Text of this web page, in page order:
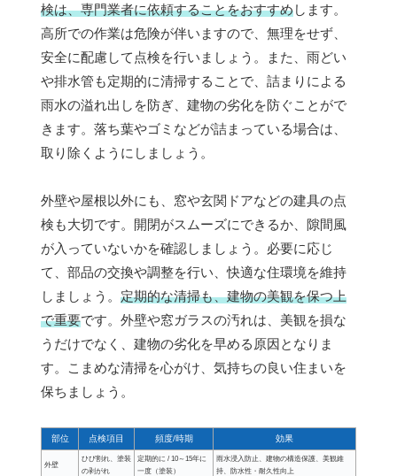
検は、専門業者に依頼することをおすすめします。
高所での作業は危険が伴いますので、無理をせず、
安全に配慮して点検を行いましょう。また、雨どい
や排水管も定期的に清掃することで、詰まりによる
雨水の溢れ出しを防ぎ、建物の劣化を防ぐことがで
きます。落ち葉やゴミなどが詰まっている場合は、
取り除くようにしましょう。
外壁や屋根以外にも、窓や玄関ドアなどの建具の点
検も大切です。開閉がスムーズにできるか、隙間風
が入っていないかを確認しましょう。必要に応じ
て、部品の交換や調整を行い、快適な住環境を維持
しましょう。 定期的な清掃も、建物の美観を保つ上
で重要です。外壁や窓ガラスの汚れは、美観を損な
うだけでなく、建物の劣化を早める原因となりま
す。こまめな清掃を心がけ、気持ちの良い住まいを
保ちましょう。
部位 点検項目 頻度/時期 効果
外壁
ひび割れ、塗装
の剥がれ
定期的に / 10～15年に
一度（塗装）
雨水浸入防止、建物の構造保護、美観維
持、防水性・耐久性向上